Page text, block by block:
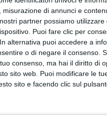
di annunci e
partner possiamo
Puoi fare clic per
alternativa puoi accedere a
o di negare il consenso.
consenso, ma hai il diritto di
sito web. Puoi modificare le
sito e facendo clic sul
agganciare, a quota 6
mantenere l'intensità alta
per domenica 9 novembre